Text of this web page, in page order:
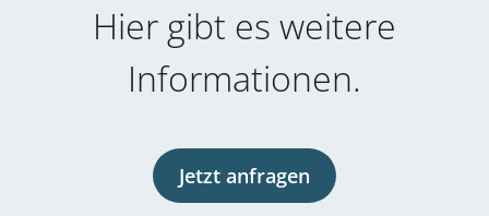
Hier gibt es weitere
Informationen.
Jetzt anfragen